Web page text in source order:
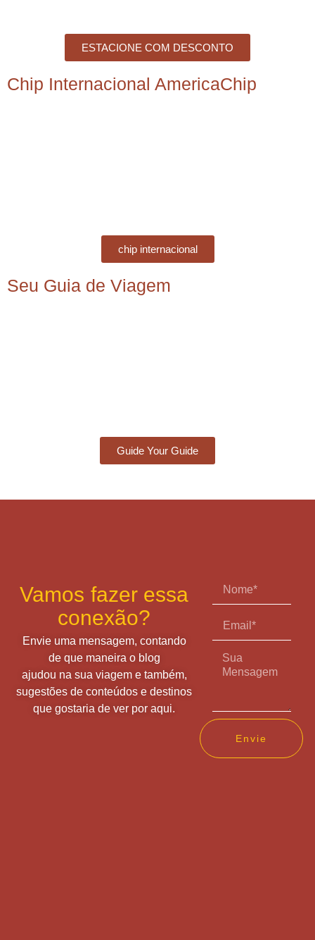
ESTACIONE COM DESCONTO
Chip Internacional AmericaChip
chip internacional
Seu Guia de Viagem
Guide Your Guide
Vamos fazer essa
conexão?
Envie uma mensagem, contando
de que maneira o blog
ajudou na sua viagem e também,
sugestões de conteúdos e destinos
que gostaria de ver por aqui.
Envie